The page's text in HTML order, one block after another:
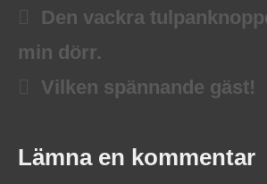
Den vackra
min dörr.
Vilken spännande gäst!
Lämna en kommentar